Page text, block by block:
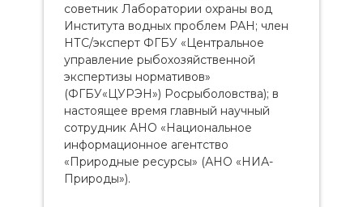
советник Лаборатории охраны вод
Института водных проблем РАН; член
НТС/эксперт ФГБУ «Центральное
управление рыбохозяйственной
экспертизы нормативов»
(ФГБУ«ЦУРЭН») Росрыболовства); в
настоящее время главный научный
сотрудник АНО «Национальное
информационное агентство
«Природные ресурсы» (АНО «НИА-
Природы»).